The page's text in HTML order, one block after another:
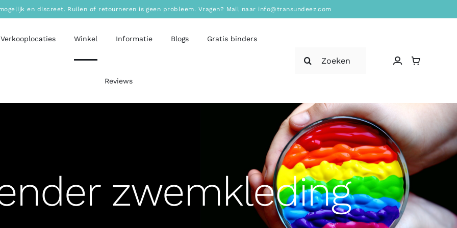
en discreet. Ruilen of retourneren is geen probleem. Vragen? Mail naar info@transundeez.com
Verkooplocaties Winkel Informatie Blogs Gratis binders
Reviews
naar:
zwemkleding